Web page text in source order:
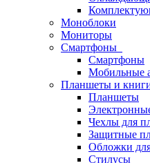
Моноблоки
Мониторы
Смартфоны
Смартфоны
Мобильные
Планшеты и
Планшеты
Чехлы для
Защитные
Обложки
Стилусы